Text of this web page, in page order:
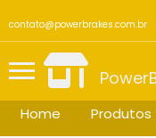
contato@powerbrakes.com.br
Home Produtos